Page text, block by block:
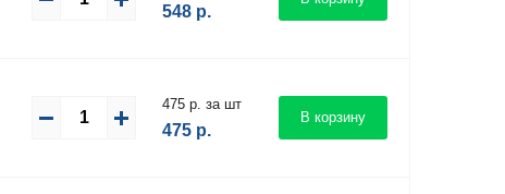
548 р.
475 р. за шт
475 р.
В корзину